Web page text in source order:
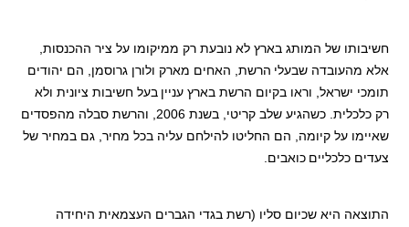
חשיבותו של המותג בארץ לא נובעת רק ממיקומו על ציר ההכנסות,
אלא מהעובדה שבעלי הרשת, האחים מארק ולורן גרוסמן, הם יהודים
תומכי ישראל, וראו בקיום הרשת בארץ עניין בעל חשיבות ציונית ולא
רק כלכלית. כשהגיע שלב קריטי, בשנת 2006, והרשת סבלה מהפסדים
שאיימו על קיומה, הם החליטו להילחם עליה בכל מחיר, גם במחיר של
צעדים כלכליים כואבים.
התוצאה היא שכיום סליו (רשת בגדי הגברים העצמאית היחידה